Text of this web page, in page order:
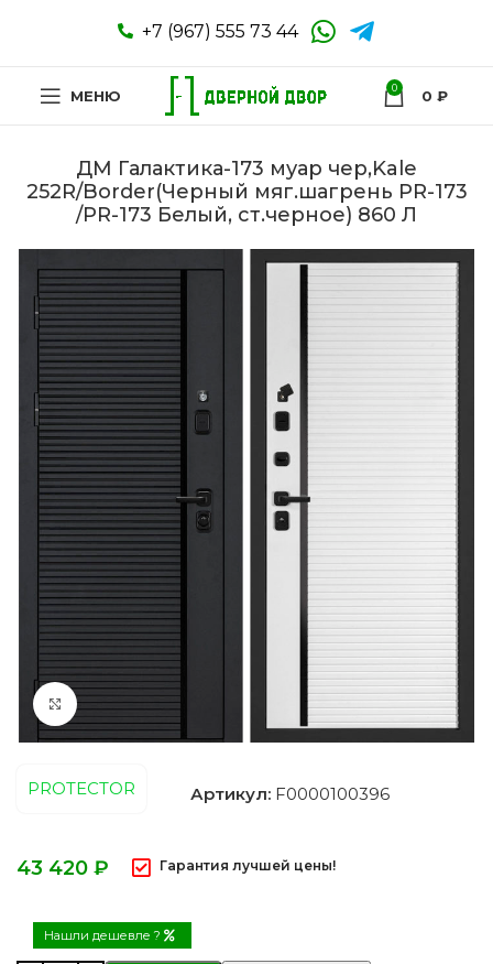
+7 (967) 555 73 44
МЕНЮ 0 0 ₽
ДМ Галактика-173 муар чер,Kale
252R/Border(Черный мяг.шагрень PR-173
/PR-173 Белый, ст.черное) 860 Л
Нажмите, чтобы увеличить
PROTECTOR Артикул: F0000100396
₽ Гарантия лучшей цены!
Нашли дешевле ?